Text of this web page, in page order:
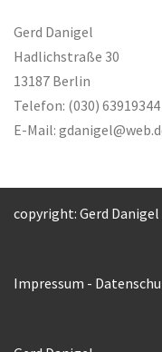
Gerd Danigel
Hadlichstraße 30
13187 Berlin
Telefon: (030) 63919344
E-Mail:
copyright: Gerd
Impressum -